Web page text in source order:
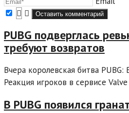
PUBG подверглась
требуют возвратов
Вчера королевская битва
Реакция игроков в сервисе
В PUBG появился